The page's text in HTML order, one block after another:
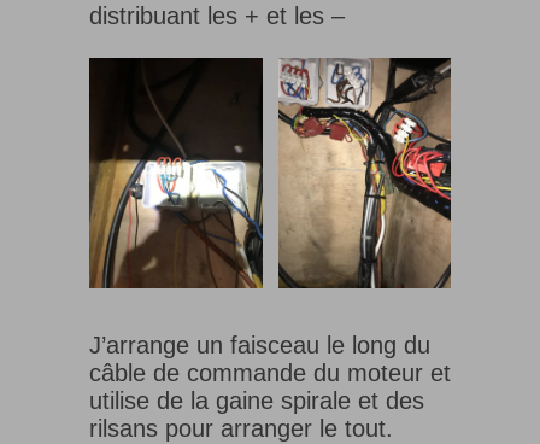
distribuant les + et les –
J’arrange un faisceau le long du
câble de commande du moteur et
utilise de la gaine spirale et des
rilsans pour arranger le tout.